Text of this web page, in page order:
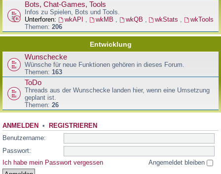
Bots, Chat-Games, Tools
Infos zu Spielen, Bots und Tools.
Unterforen:
wkAPI , wkMB , wkQB , wkStats ,
wkTools
Themen: 206
Entwicklung
Wunschecke
Wünsche für neue Funktionen gehören in dieses Forum.
Themen: 163
ToDo
Threads aus der Wunschecke landen hier, wenn eine Umsetzung
geplant ist.
Themen: 26
ANMELDEN • REGISTRIEREN
Benutzername:
Passwort:
Ich habe mein Passwort vergessen
Angemeldet bleiben